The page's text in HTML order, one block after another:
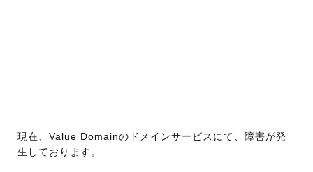
現在、Value Domainのドメインサービスにて、障害が発
生しております。